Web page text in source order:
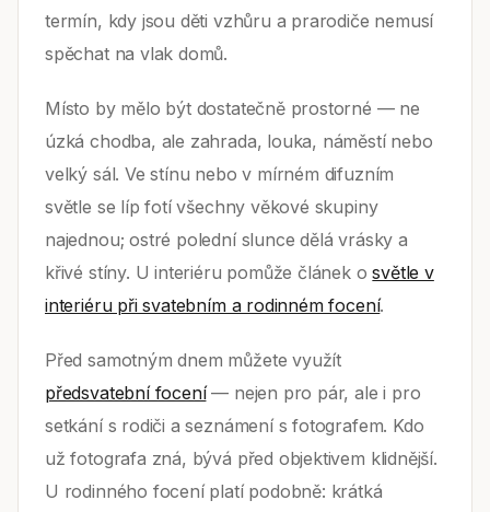
termín, kdy jsou děti vzhůru a prarodiče nemusí
spěchat na vlak domů.
Místo by mělo být dostatečně prostorné — ne
úzká chodba, ale zahrada, louka, náměstí nebo
velký sál. Ve stínu nebo v mírném difuzním
světle se líp fotí všechny věkové skupiny
najednou; ostré polední slunce dělá vrásky a
křivé stíny. U interiéru pomůže článek osvětle v
interiéru při svatebním a rodinném focení.
Před samotným dnem můžete využít
předsvatební focení— nejen pro pár, ale i pro
setkání s rodiči a seznámení s fotografem. Kdo
už fotografa zná, bývá před objektivem klidnější.
U rodinného focení platí podobně: krátká